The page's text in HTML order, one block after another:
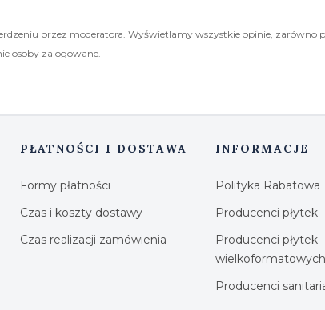
przez moderatora. Wyświetlamy wszystkie opinie,
osoby zalogowane.
PŁATNOŚCI I DOSTAWA
Formy płatności
Czas i koszty dostawy
Czas realizacji zamówienia
INFORMACJE
Polityka Rabatowa
Producenci płytek
Producenci płytek
Producenci